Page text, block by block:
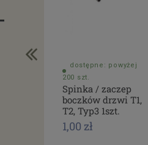
dostępne: powyżej
200 szt.
Spinka / zaczep
boczków drzwi T1,
T2, Typ3 1szt.
1,00 zł